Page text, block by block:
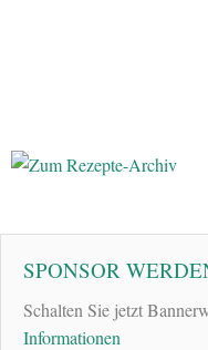
SPONSOR
Schalten Sie jetzt
Informationen